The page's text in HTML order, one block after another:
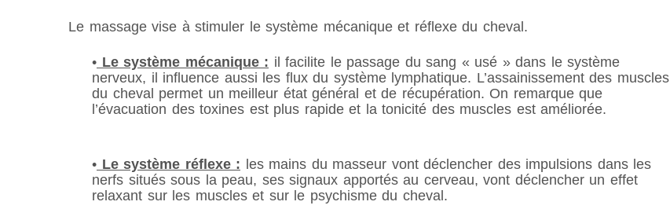
Le massage vise à stimuler le système mécanique et réflexe du cheval.
• Le système mécanique : il facilite le passage du sang « usé » dans le système
nerveux, il influence aussi les flux du système lymphatique. L’assainissement des muscles
du cheval permet un meilleur état général et de récupération. On remarque que
l’évacuation des toxines est plus rapide et la tonicité des muscles est améliorée.
• Le système réflexe : les mains du masseur vont déclencher des impulsions dans les
nerfs situés sous la peau, ses signaux apportés au cerveau, vont déclencher un effet
relaxant sur les muscles et sur le psychisme du cheval.